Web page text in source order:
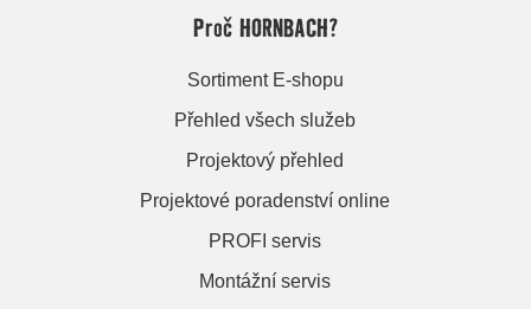
Proč HORNBACH?
Sortiment E-shopu
Přehled všech služeb
Projektový přehled
Projektové poradenství online
PROFI servis
Montážní servis